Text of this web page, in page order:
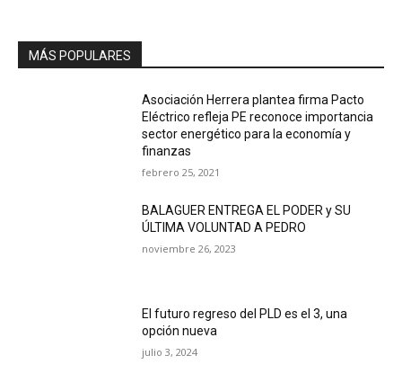
MÁS POPULARES
Asociación Herrera plantea firma Pacto
Eléctrico refleja PE reconoce importancia
sector energético para la economía y
finanzas
febrero 25, 2021
BALAGUER ENTREGA EL PODER y SU
ÚLTIMA VOLUNTAD A PEDRO
noviembre 26, 2023
El futuro regreso del PLD es el 3, una
opción nueva
julio 3, 2024